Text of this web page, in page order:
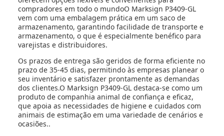
compradores em todo o mundoO Marksign P3409-GL
vem com uma embalagem prática em um saco de
armazenamento, garantindo facilidade de transporte e
armazenamento, o que é especialmente benéfico para
varejistas e distribuidores.
Os prazos de entrega são geridos de forma eficiente no
prazo de 35-45 dias, permitindo às empresas planear o
seu inventário e satisfazer prontamente as demandas
dos clientes.O Marksign P3409-GL destaca-se como um
produto de companhia animal de confiança e eficaz,
que apoia as necessidades de higiene e cuidados com
animais de estimação em uma variedade de cenários e
ocasiões..